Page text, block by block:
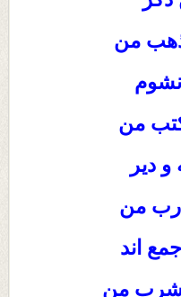
من
من
دیر
رب من
اند
مشرب من